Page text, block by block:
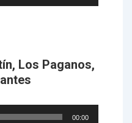
Los Paganos,
00:00